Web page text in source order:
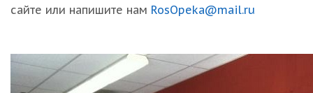
сайте или напишите нам RosOpeka@mail.ru